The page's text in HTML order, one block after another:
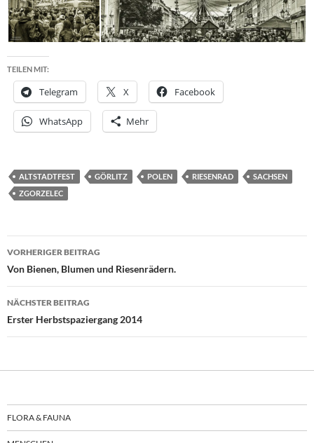
TEILEN MIT:
Telegram X Facebook
WhatsApp Mehr
ALTSTADTFEST GÖRLITZ POLEN RIESENRAD
SACHSEN
ZGORZELEC
Beitragsnavigation
VORHERIGER BEITRAG
Von Bienen, Blumen und Riesenrädern.
NÄCHSTER BEITRAG
Erster Herbstspaziergang 2014
FLORA & FAUNA